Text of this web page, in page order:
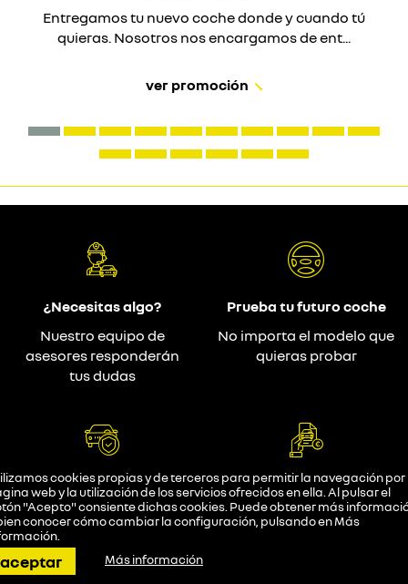
Entregamos tu nuevo coche donde y cuando tú
quieras. Nosotros nos encargamos de ent...
ver promoción
cookies propias y de terceros para permitir la navegación por
web y la utilización de los servicios ofrecidos en ella. Al pulsar el
"Acepto" consiente dichas cookies. Puede obtener más
conocer cómo cambiar la configuración, pulsando enMás
aceptar Más información
llamar pedir cita dirección
¿Necesitas algo?
Nuestro equipo de
asesores responderán
tus dudas
Prueba tu futuro coche
No importa el modelo que
quieras probar
Conduce tranquilo
Dispones de la garantía
Necesitas financiar
Disponemos de varias